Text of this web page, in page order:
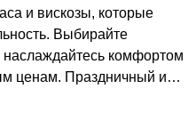
и вискозы, которые
Выбирайте
комфортом
ценам. Праздничный и
романтического ужина.